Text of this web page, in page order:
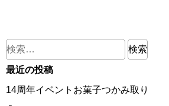
検
索:
最近の投稿
14周年イベントお菓子つかみ取り